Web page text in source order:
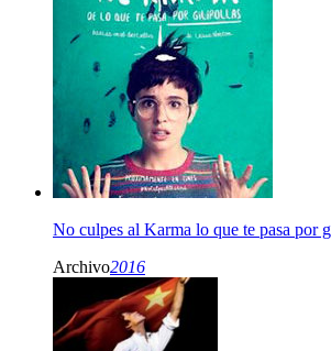
No culpes al Karma lo que te pasa por
Archivo2016